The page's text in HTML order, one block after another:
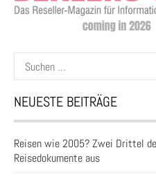
Suchen
nach:
NEUESTE BEITRÄGE
Reisen wie 2005? Zwei Drittel
Reisedokumente aus